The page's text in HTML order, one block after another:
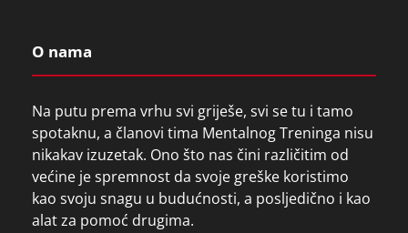
O nama
Na putu prema vrhu svi griješe, svi se tu i tamo
spotaknu, a članovi tima Mentalnog Treninga nisu
nikakav izuzetak. Ono što nas čini različitim od
većine je spremnost da svoje greške koristimo
kao svoju snagu u budućnosti, a posljedično i kao
alat za pomoć drugima.